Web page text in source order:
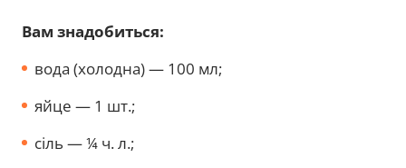
Вам знадобиться:
вода (холодна) — 100 мл;
яйце — 1 шт.;
сіль — ¼ ч. л.;